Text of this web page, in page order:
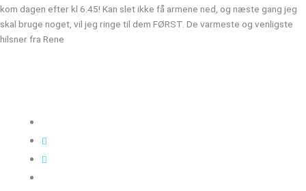
kom dagen efter kl 6.45! Kan slet ikke få armene ned, og næste gang jeg
skal bruge noget, vil jeg ringe til dem FØRST. De varmeste og venligste
hilsner fra Rene